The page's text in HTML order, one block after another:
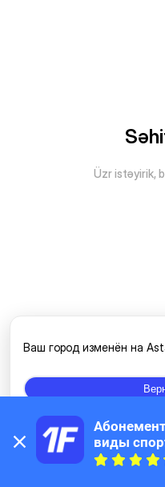
Üzr istəyirik,
Ваш город изменён на
виды